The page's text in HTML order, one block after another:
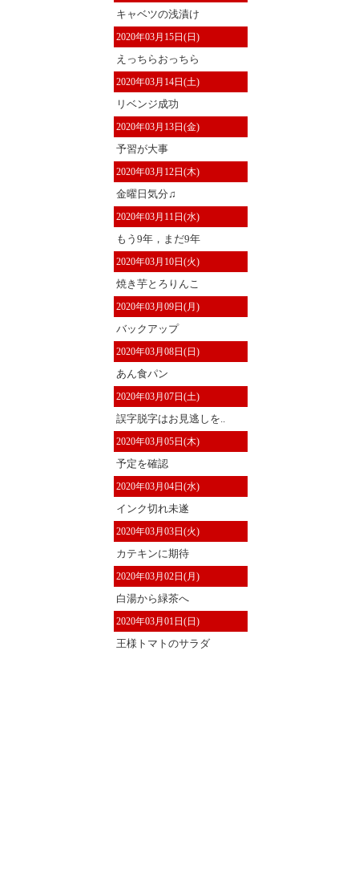
キャベツの浅漬け
2020年03月15日(日)
えっちらおっちら
2020年03月14日(土)
リベンジ成功
2020年03月13日(金)
予習が大事
2020年03月12日(木)
金曜日気分♫
2020年03月11日(水)
もう9年，まだ9年
2020年03月10日(火)
焼き芋とろりんこ
2020年03月09日(月)
バックアップ
2020年03月08日(日)
あん食パン
2020年03月07日(土)
誤字脱字はお見逃しを..
2020年03月05日(木)
予定を確認
2020年03月04日(水)
インク切れ未遂
2020年03月03日(火)
カテキンに期待
2020年03月02日(月)
白湯から緑茶へ
2020年03月01日(日)
王様トマトのサラダ